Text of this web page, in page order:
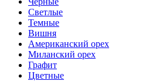
Светлые
Темные
Вишня
Американский орех
Миланский орех
Графит
Цветные